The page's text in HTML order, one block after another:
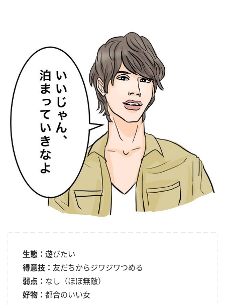
生態： 遊びたい
得意技： 友だちからジワジワつめる
弱点： なし（ほぼ無敵）
好物： 都合のいい女